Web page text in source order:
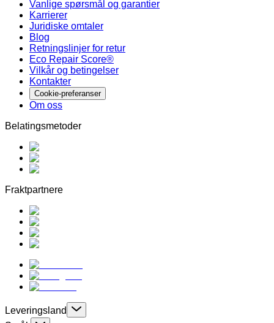
Vanlige spørsmål og garantier
Karrierer
Juridiske omtaler
Blog
Retningslinjer for retur
Eco Repair Score®
Vilkår og betingelser
Kontakter
Cookie-preferanser
Om oss
Belatingsmetoder
Fraktpartnere
Leveringsland